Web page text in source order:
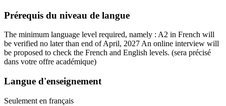
Prérequis du niveau de langue
The minimum language level required, namely : A2 in French will
be verified no later than end of April, 2027 An online interview will
be proposed to check the French and English levels. (sera précisé
dans votre offre académique)
Langue d'enseignement
Seulement en français